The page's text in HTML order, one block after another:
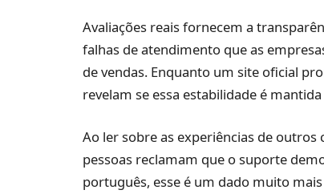
Avaliações reais fornecem a
falhas de atendimento que as
de vendas. Enquanto um site oficial
revelam se essa estabilidade é
Ao ler sobre as experiências de outros
pessoas reclamam que o suporte
português, esse é um dado muito